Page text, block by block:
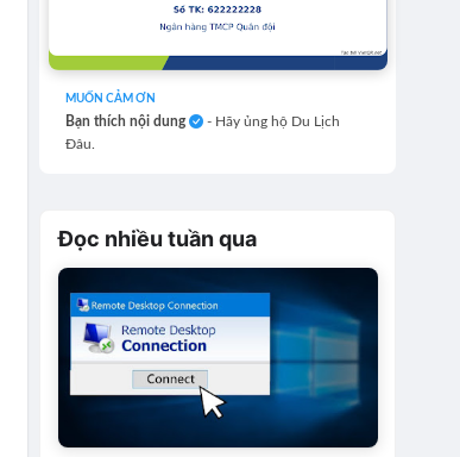
MUỐN CẢM ƠN
Bạn thích nội dung
- Hãy ủng hộ Du Lịch
Đâu.
Đọc nhiều tuần qua